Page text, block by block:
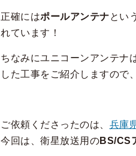
正確にはポールアンテナとい
れています！
ちなみにユニコーンアンテナは
した工事をご紹介しますので
ご依頼くださったのは、 兵庫
今回は、衛星放送用のBS/CS